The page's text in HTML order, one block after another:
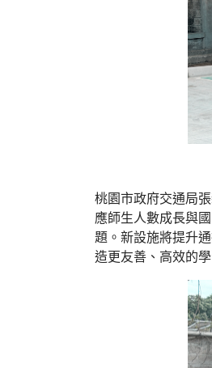
桃園市政府交通局
應師生人數成長與
題。新設施將提升
造更友善、高效的